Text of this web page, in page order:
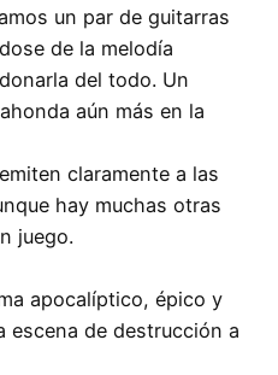
un par de guitarras
de la melodía
del todo. Un
aún más en la
claramente a las
hay muchas otras
juego.
apocalíptico, épico y
de destrucción a